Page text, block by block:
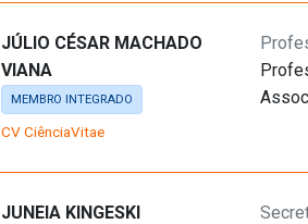
JÚLIO CÉSAR MACHADO
VIANA
MEMBRO INTEGRADO
CV CiênciaVitae
JUNEIA KINGESKI